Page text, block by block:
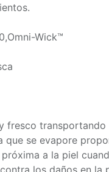
Wick™
fresco transportando
se evapore
a la piel
los daños en la